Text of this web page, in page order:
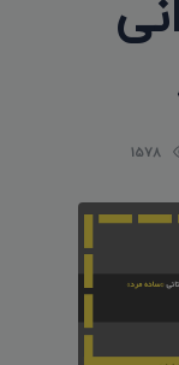
1578